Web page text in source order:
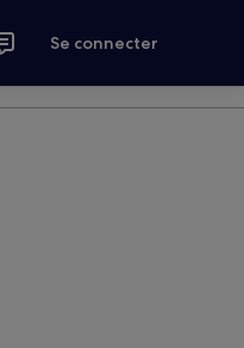
Se connecter